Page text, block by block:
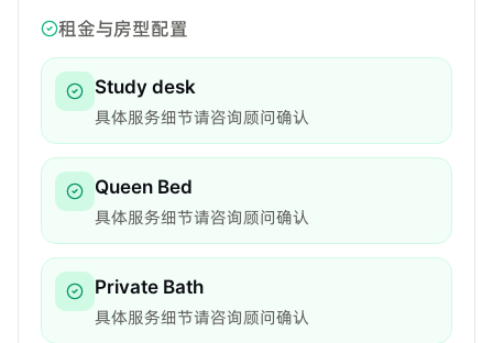
租金与房型配置
Study desk
具体服务细节请咨询顾问确认
Queen Bed
具体服务细节请咨询顾问确认
Private Bath
具体服务细节请咨询顾问确认